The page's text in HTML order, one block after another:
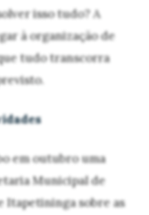
isso tudo? A
à organização de
tudo transcorra
em outubro uma
Municipal de
Itapetininga sobre as